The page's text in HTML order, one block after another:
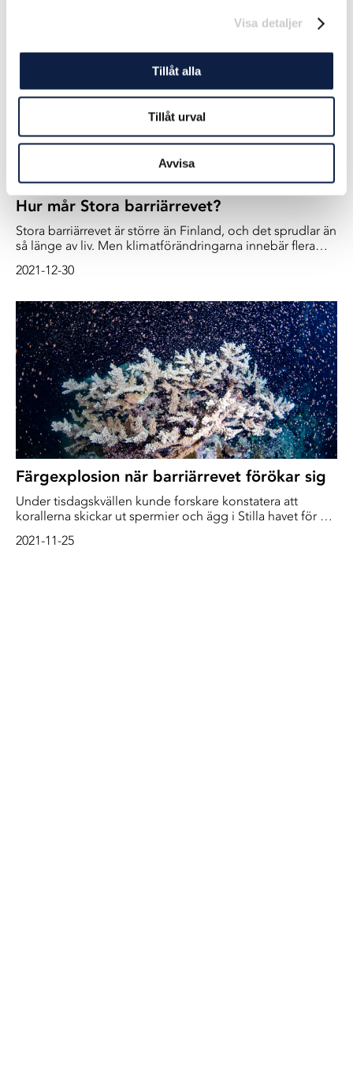
Visa detaljer
Tillåt alla
Tillåt urval
Avvisa
Hur mår Stora barriärrevet?
Stora barriärrevet är större än Finland, och det sprudlar än
så länge av liv. Men klimatförändringarna innebär flera
2021-12-30
Färgexplosion när barriärrevet förökar sig
Under tisdagskvällen kunde forskare konstatera att
korallerna skickar ut spermier och ägg i Stilla havet för att
marinforskaren Gareth Phillips
2021-11-25